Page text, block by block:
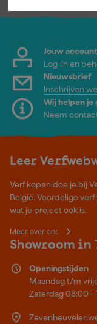
Jouw account
Log-in en
Nieuwsbrief
Inschrijven
Wij helpen je
Neem
Leer
Verf kopen doe je bij
België. Voordelige
wat je project ook is.
Meer over ons
Showroom
Openingstijden
Maandag t/m
Zaterdag 08:00 -